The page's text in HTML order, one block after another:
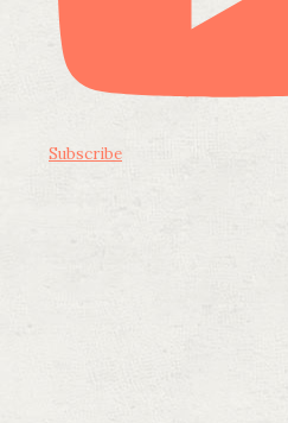
Subscribe